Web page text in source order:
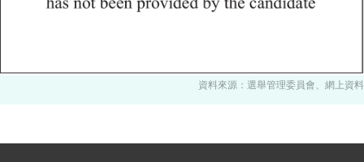
資料來源：選舉管理委員會、網上資料